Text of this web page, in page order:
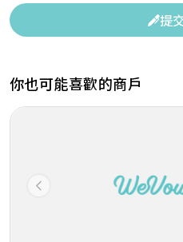
提
你也可能喜歡的商戶
Previous